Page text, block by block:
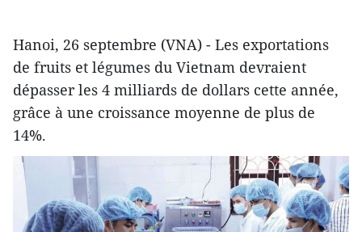
Hanoi, 26 septembre (VNA) - Les exportations
de fruits et légumes du Vietnam devraient
dépasser les 4 milliards de dollars cette année,
grâce à une croissance moyenne de plus de
14%.